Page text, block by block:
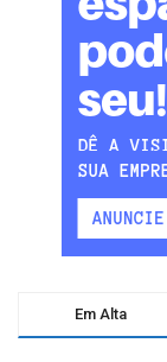
Em Alta